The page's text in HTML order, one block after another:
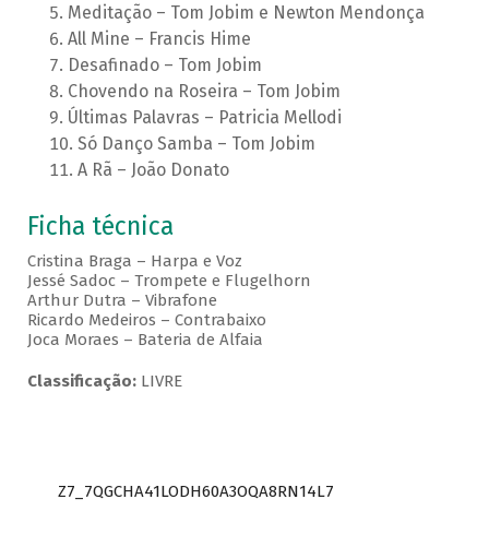
Meditação – Tom Jobim e Newton Mendonça
All Mine – Francis Hime
Desafinado – Tom Jobim
Chovendo na Roseira – Tom Jobim
Últimas Palavras – Patricia Mellodi
Só Danço Samba – Tom Jobim
A Rã – João Donato
Ficha técnica
Cristina Braga – Harpa e Voz
Jessé Sadoc – Trompete e Flugelhorn
Arthur Dutra – Vibrafone
Ricardo Medeiros – Contrabaixo
Joca Moraes – Bateria de Alfaia
Classificação:LIVRE
Z7_7QGCHA41LODH60A3OQA8RN14L7